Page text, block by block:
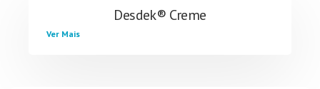
Desdek® Creme
Ver Mais